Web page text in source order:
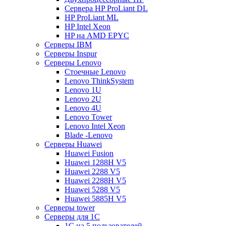
Сервера HP ProLiant DL
HP ProLiant ML
HP Intel Xeon
HP на AMD EPYC
Серверы IBM
Серверы Inspur
Серверы Lenovo
Стоечные Lenovo
Lenovo ThinkSystem
Lenovo 1U
Lenovo 2U
Lenovo 4U
Lenovo Tower
Lenovo Intel Xeon
Blade -Lenovo
Серверы Huawei
Huawei Fusion
Huawei 1288H V5
Huawei 2288 V5
Huawei 2288H V5
Huawei 5288 V5
Huawei 5885H V5
Серверы tower
Серверы для 1C